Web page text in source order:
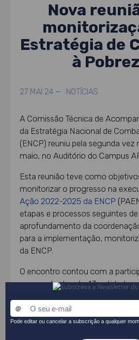
Nova
Estratégia de
à
27 MAI 24 — NOTÍCIAS
A Comissão Técnica de
da Estratégia Nacional de
(ENCP) reuniu pela segunda vez
maio, no Auditório do Campus
Esta reunião teve como
monitorizar o progresso na
Ação 2022-2025 da ENCP
etapas e processos seguintes de
aprofundamento da
para a implementação,
da ENCP.
O encontro contou com a
representantes de 43 entidades
responsabilidade direta na
atividades inscritas no PAENCP,
contributos doProfessor Carlos